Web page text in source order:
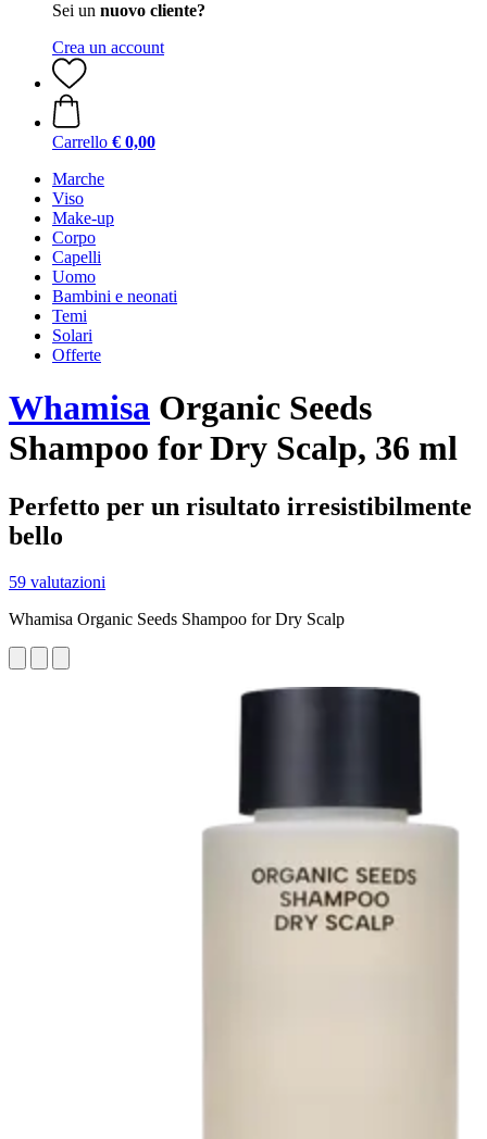
Sei un nuovo cliente?
Crea un account
Carrello € 0,00
Marche
Viso
Make-up
Corpo
Capelli
Uomo
Bambini e neonati
Temi
Solari
Offerte
Whamisa Organic Seeds
Shampoo for Dry Scalp, 36 ml
Perfetto per un risultato irresistibilmente
bello
59 valutazioni
Whamisa Organic Seeds Shampoo for Dry Scalp